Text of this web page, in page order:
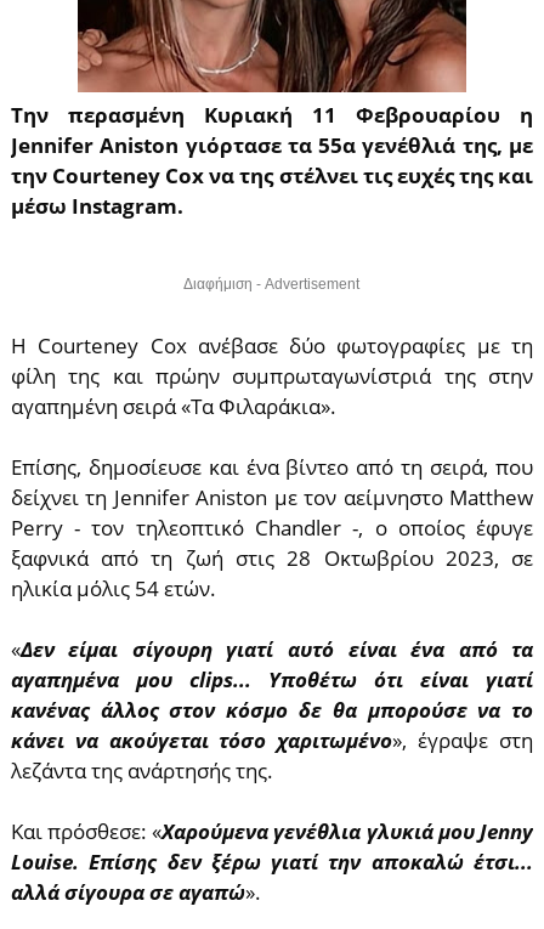
Την περασμένη Κυριακή 11 Φεβρουαρίου η
Jennifer Aniston γιόρτασε τα 55α γενέθλιά της, με
την Courteney Cox να της στέλνει τις ευχές της και
μέσω Instagram.
Διαφήμιση - Advertisement
Η Courteney Cox ανέβασε δύο φωτογραφίες με τη
φίλη της και πρώην συμπρωταγωνίστριά της στην
αγαπημένη σειρά «Τα Φιλαράκια».
Επίσης, δημοσίευσε και ένα βίντεο από τη σειρά, που
δείχνει τη Jennifer Aniston με τον αείμνηστο Matthew
Perry - τον τηλεοπτικό Chandler -, ο οποίος έφυγε
ξαφνικά από τη ζωή στις 28 Οκτωβρίου 2023, σε
ηλικία μόλις 54 ετών.
«Δεν είμαι σίγουρη γιατί αυτό είναι ένα από τα
αγαπημένα μου clips... Υποθέτω ότι είναι γιατί
κανένας άλλος στον κόσμο δε θα μπορούσε να το
κάνει να ακούγεται τόσο χαριτωμένο», έγραψε στη
λεζάντα της ανάρτησής της.
Και πρόσθεσε: «Χαρούμενα γενέθλια γλυκιά μου Jenny
Louise. Επίσης δεν ξέρω γιατί την αποκαλώ έτσι...
αλλά σίγουρα σε αγαπώ».